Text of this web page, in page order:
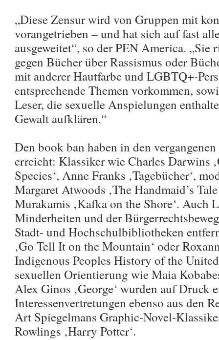
„Diese Zensur wird von Gruppen mit
vorangetrieben – und hat sich auf fast
ausgeweitet“, so der PEN America. „Sie
gegen Bücher über Rassismus oder
mit anderer Hautfarbe und LGBTQ+-
entsprechende Themen vorkommen,
Leser, die sexuelle Anspielungen
Gewalt aufklären.“
Den book ban haben in den
erreicht: Klassiker wie Charles Darwins
Species‘, Anne Franks ‚Tagebücher‘,
Margaret Atwoods ‚The Handmaid’s
Murakamis ‚Kafka on the Shore‘. Auch
Minderheiten und der
Stadt- und Hochschulbibliotheken
‚Go Tell It on the Mountain‘ oder
Indigenous Peoples History of the
sexuellen Orientierung wie Maia
Alex Ginos ‚George‘ wurden auf Druck
Interessenvertretungen ebenso aus den
Art Spiegelmans Graphic-Novel-
Rowlings ‚Harry Potter‘.